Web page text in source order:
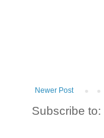
Newer Post
Subscribe to: